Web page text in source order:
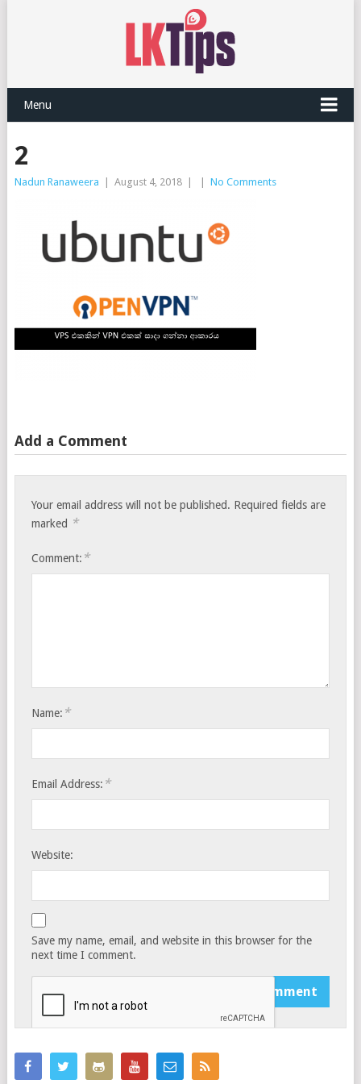
Menu
2
Nadun Ranaweera August 4, 2018 No Comments
Add a Comment
Your email address will not be published. Required fields are
marked *
Comment: *
Name: *
Email Address: *
Website:
Save my name, email, and website in this browser for the
next time I comment.